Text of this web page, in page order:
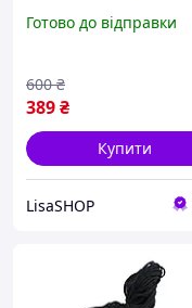
Готово до відправки
389₴
600 ₴
Купити
LisaSHOP